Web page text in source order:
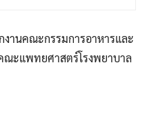
านคณะกรรมการอาหารและ
ณะแพทยศาสตร์โรงพยาบาล